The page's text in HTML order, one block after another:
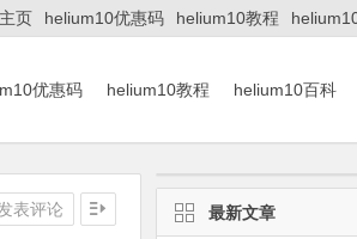
主页 helium10优惠码 helium10教程
优惠码 helium10教程 helium10百科
表评论 最新文章